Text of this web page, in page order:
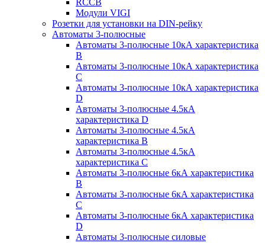
Модули VIGI
Розетки для установки на DIN-рейку
Автоматы 3-полюсные
Автоматы 3-полюсные 10кА характеристика
B
Автоматы 3-полюсные 10кА характеристика
C
Автоматы 3-полюсные 10кА характеристика
D
Автоматы 3-полюсные 4.5кА
характеристика D
Автоматы 3-полюсные 4.5кА
характеристика В
Автоматы 3-полюсные 4.5кА
характеристика С
Автоматы 3-полюсные 6кА характеристика
B
Автоматы 3-полюсные 6кА характеристика
C
Автоматы 3-полюсные 6кА характеристика
D
Автоматы 3-полюсные силовые